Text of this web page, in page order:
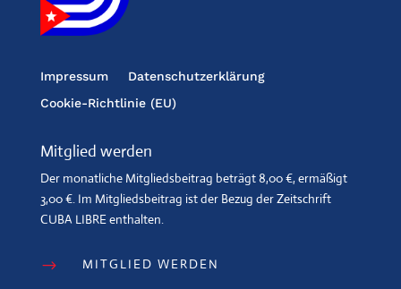
Impressum
Datenschutzerklärung
Cookie-Richtlinie (EU)
Mitglied werden
Der monatliche Mitgliedsbeitrag beträgt 8,00 €, ermäßigt
3,00 €. Im Mitgliedsbeitrag ist der Bezug der Zeitschrift
CUBA LIBRE enthalten.
$ MITGLIED WERDEN